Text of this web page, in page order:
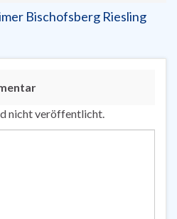
Bischofsberg Riesling
nicht veröffentlicht.